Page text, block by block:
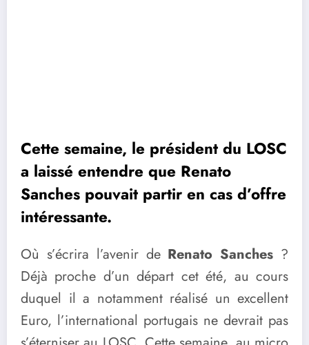
Cette semaine, le président du LOSC
a laissé entendre que Renato
Sanches pouvait partir en cas d’offre
intéressante.
Où s’écrira l’avenir de Renato Sanches ?
Déjà proche d’un départ cet été, au cours
duquel il a notamment réalisé un excellent
Euro, l’international portugais ne devrait pas